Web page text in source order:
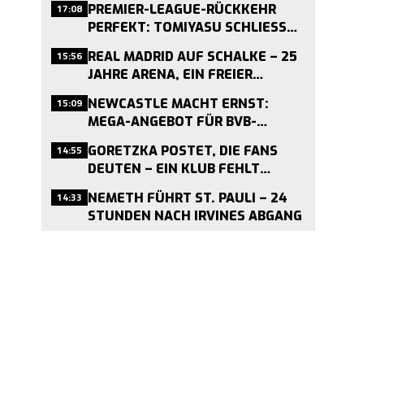
17:08 PREMIER-LEAGUE-RÜCKKEHR
PERFEKT: TOMIYASU SCHLIESST S
15:56 REAL MADRID AUF SCHALKE – 25
JAHRE ARENA, EIN FREIER
15:09 NEWCASTLE MACHT ERNST:
MEGA-ANGEBOT FÜR BVB-
ANFLUG
14:55 GORETZKA POSTET, DIE FANS
DEUTEN – EIN KLUB FEHLT
14:33 NEMETH FÜHRT ST. PAULI – 24
STUNDEN NACH IRVINES ABGANG